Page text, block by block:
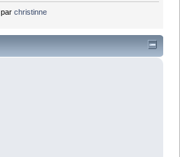
parchristinne